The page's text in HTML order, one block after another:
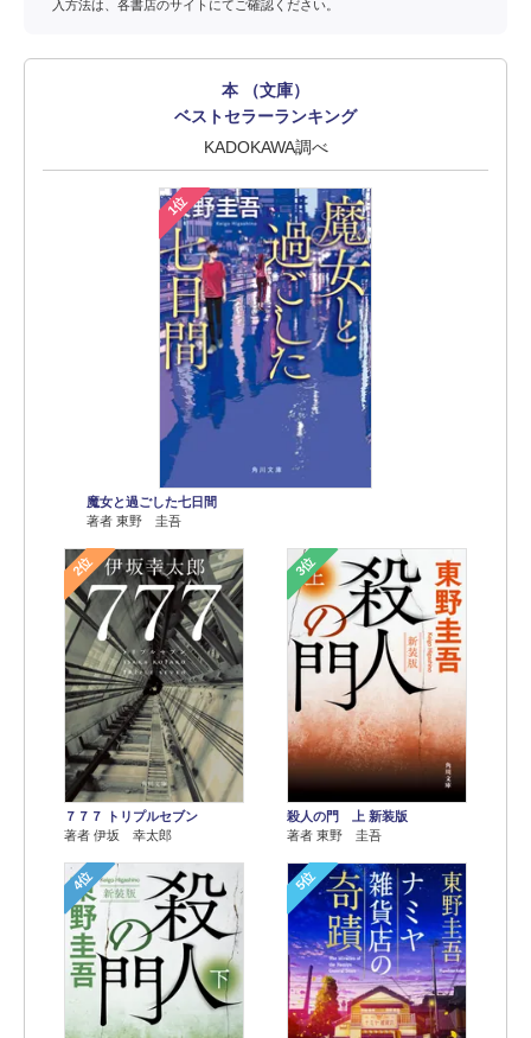
入方法は、各書店のサイトにてご確認ください。
本 （文庫）
ベストセラーランキング
KADOKAWA調べ
1位
魔女と過ごした七日間
著者 東野 圭吾
2位
７７７ トリプルセブン
著者 伊坂 幸太郎
3位
殺人の門 上 新装版
著者 東野 圭吾
4位 5位